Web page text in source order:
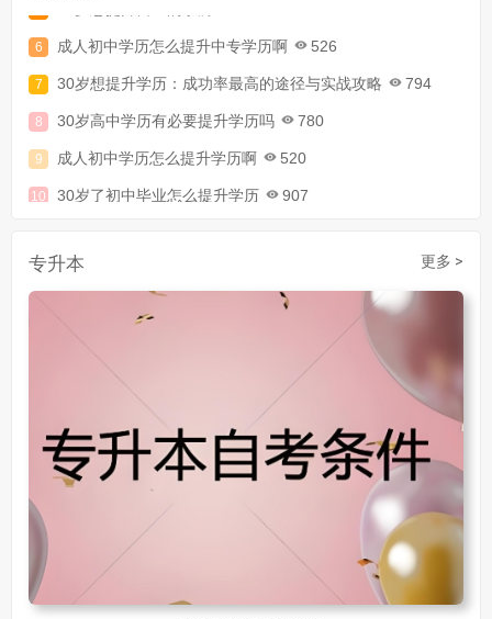
成人初中学历怎么提升中专学历啊
30岁想提升学历：成功率最高的途径与实战攻略
30岁高中学历有必要提升学历吗 780
成人初中学历怎么提升学历啊 520
30岁了初中毕业怎么提升学历 907
成人初中文凭怎么提升学历 740
30岁怎么提升学历
成人初中学历怎么提升中专学历啊
专升本 更多 >